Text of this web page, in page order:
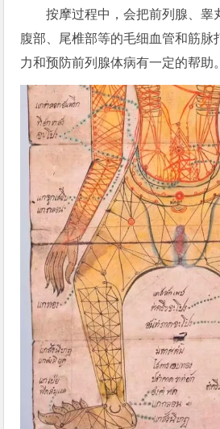
按摩过程中，会把前列腺、睾
腹部、尾椎部等的毛细血管和筋脉
力和预防前列腺体病有一定的帮助。